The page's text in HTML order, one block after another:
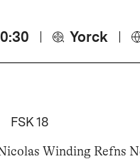
Yorck
FSK 18
Winding Refns